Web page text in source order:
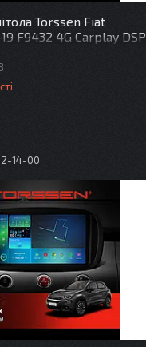
Torssen Fiat
F9432 4G Carplay DSP
14-00